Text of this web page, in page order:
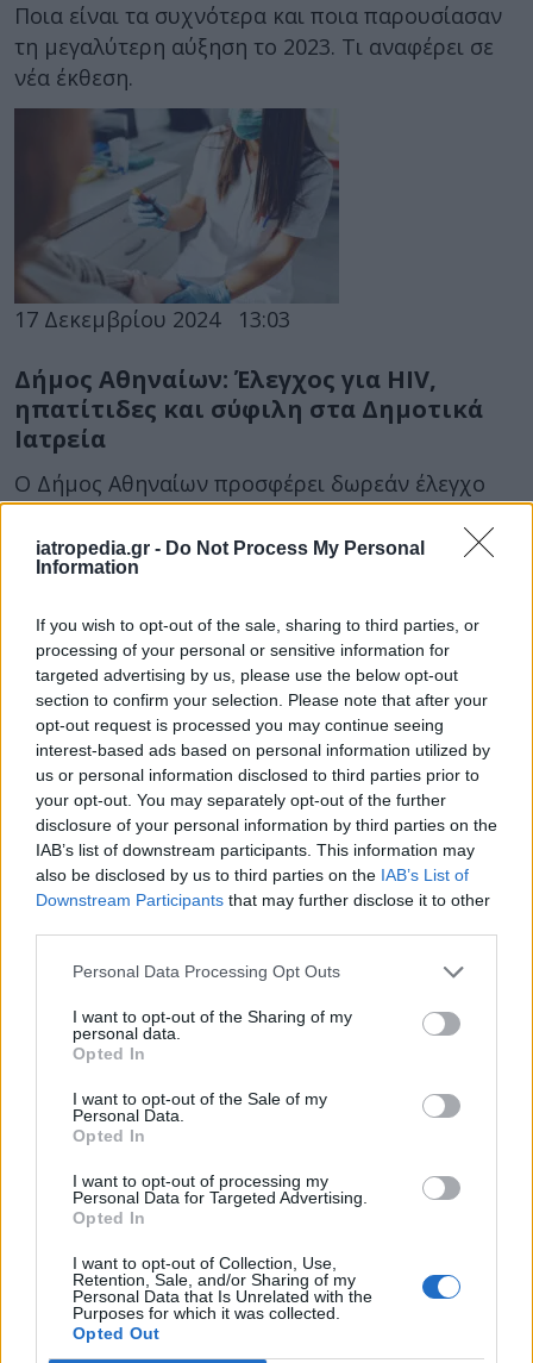
iatropedia.gr - Do Not Process My Personal
Information
If you wish to opt-out of the sale, sharing to third parties, or
processing of your personal or sensitive information for
targeted advertising by us, please use the below opt-out
section to confirm your selection. Please note that after your
opt-out request is processed you may continue seeing
interest-based ads based on personal information utilized by
us or personal information disclosed to third parties prior to
your opt-out. You may separately opt-out of the further
disclosure of your personal information by third parties on the
IAB’s list of downstream participants. This information may
also be disclosed by us to third parties on the IAB’s List of
Downstream Participants that may further disclose it to other
Personal Data Processing Opt Outs
I want to opt-out of the Sharing of my
personal data.
Opted In
I want to opt-out of the Sale of my
Personal Data.
Opted In
I want to opt-out of processing my
Personal Data for Targeted Advertising.
Opted In
I want to opt-out of Collection, Use,
Retention, Sale, and/or Sharing of my
Personal Data that Is Unrelated with the
Purposes for which it was collected.
Opted Out
Ποια είναι τα συχνότερα και ποια παρουσίασαν
τη μεγαλύτερη αύξηση το 2023. Τι αναφέρει σε
νέα έκθεση.
17 Δεκεμβρίου 2024 13:03
Δήμος Αθηναίων: Έλεγχος για HIV,
ηπατίτιδες και σύφιλη στα Δημοτικά
Ιατρεία
O Δήμος Αθηναίων προσφέρει δωρεάν έλεγχο
στα Check Points για σεξουαλικώς μεταδιδόμενα
νοσήματα, όπως HIV και σύφιλη.
06 Αυγούστου 2024 15:38
Σύφιλη: Ανησυχητική αύξηση στα
νεογνά δείχνουν τα τελευταία στοιχεία
Αυστραλία με επακόλουθη αύξηση της
μετάδοσης από την έγκυο στο...
04 Ιουνίου 2024 13:02
ECDC: Προσοχή στα σεξουαλικώς
μεταδιδόμενα νοσήματα το καλοκαίρι